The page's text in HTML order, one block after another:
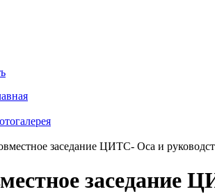
заседание ЦИТС- Оса и